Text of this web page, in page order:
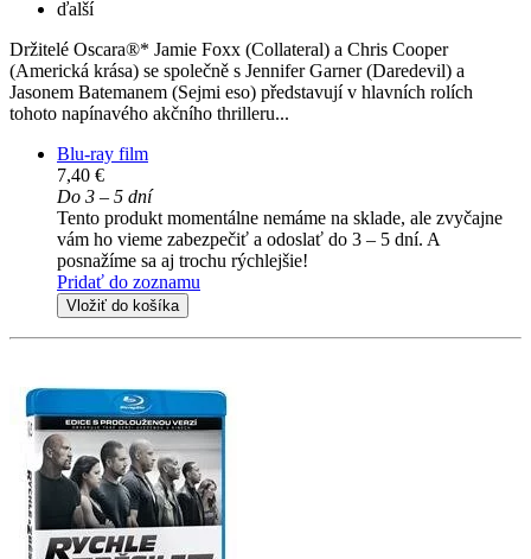
ďalší
Držitelé Oscara®* Jamie Foxx (Collateral) a Chris Cooper
(Americká krása) se společně s Jennifer Garner (Daredevil) a
Jasonem Batemanem (Sejmi eso) představují v hlavních rolích
tohoto napínavého akčního thrilleru...
Blu-ray film
7,40 €
Do 3 – 5 dní
Tento produkt momentálne nemáme na sklade, ale zvyčajne
vám ho vieme zabezpečiť a odoslať do 3 – 5 dní. A
posnažíme sa aj trochu rýchlejšie!
Pridať do zoznamu
Vložiť do košíka